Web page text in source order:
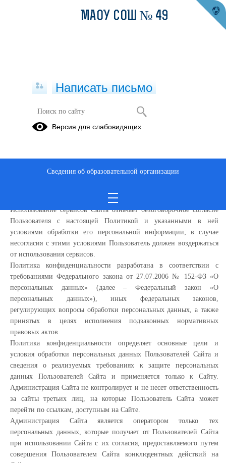
Политика конфиденциальности
общеобразовательная школа № 49, (далее – Администрация Сайта)
https://xn--49-6kc3bfr2e.xn--80acgfbsl1azdqr.xn--p1ai/
Использование сервисов Сайта означает безоговорочное согласие
Пользователя с настоящей Политикой и указанными в ней
условиями обработки его персональной информации; в случае
несогласия с этими условиями Пользователь должен воздержаться
от использования сервисов.
Политика конфиденциальности разработана в соответствии с
требованиями Федерального закона от 27.07.2006 № 152-ФЗ «О
персональных данных» (далее – Федеральный закон «О
персональных данных»), иных федеральных законов,
регулирующих вопросы обработки персональных данных, а также
принятых в целях исполнения подзаконных нормативных
правовых актов.
Политика конфиденциальности определяет основные цели и
условия обработки персональных данных Пользователей Сайта и
сведения о реализуемых требованиях к защите персональных
данных Пользователей Сайта и применяется только к Сайту.
Администрация Сайта не контролирует и не несет ответственность
за сайты третьих лиц, на которые Пользователь Сайта может
перейти по ссылкам, доступным на Сайте.
Администрация Сайта является оператором только тех
персональных данных, которые получает от Пользователей Сайта
при использовании Сайта с их согласия, предоставляемого путем
совершения Пользователем Сайта конклюдентных действий на
МАОУ СОШ № 49
Написать письмо
Версия для слабовидящих
Сведения об образовательной организации